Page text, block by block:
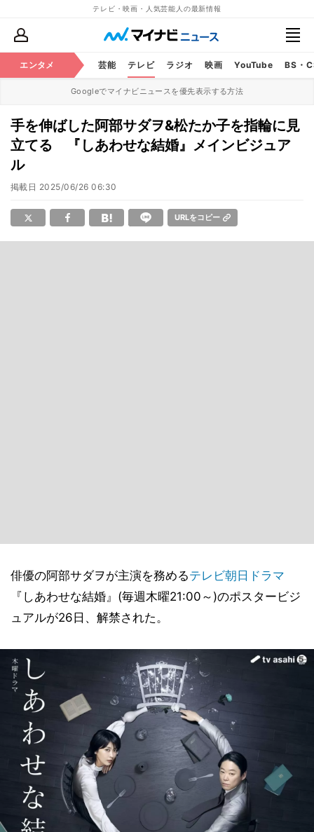
テレビ・映画・人気芸能人の最新情報
エンタメ 芸能 テレビ ラジオ 映画 YouTube BS・
Googleでマイナビニュースを優先表示する方法
手を伸ばした阿部サダヲ&松たか子を指輪に見
立てる 『しあわせな結婚』メインビジュア
ル
掲載日 2025/06/26 06:30
URLをコピー
俳優の阿部サダヲが主演を務めるテレビ朝日 ドラマ
『しあわせな結婚』(毎週木曜21:00～)のポスタービジ
ュアルが26日、解禁された。